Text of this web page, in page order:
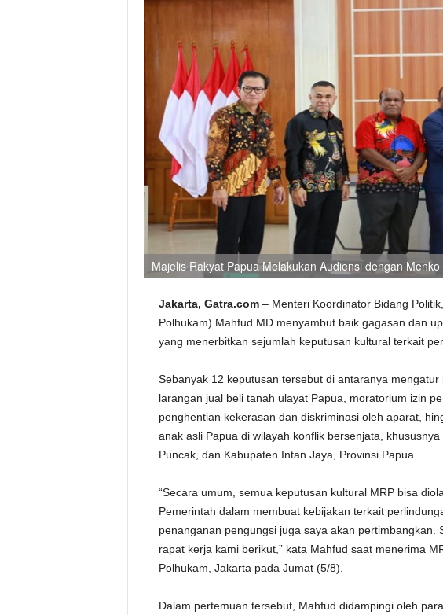
Majelis Rakyat Papua Melakukan Audiensi dengan
Jakarta, Gatra.com– Menteri Koordinator Bidang
Polhukam) Mahfud MD menyambut baik gagasan dan
yang menerbitkan sejumlah keputusan kultural terkait
Sebanyak 12 keputusan tersebut di antaranya
larangan jual beli tanah ulayat Papua, moratorium izin
penghentian kekerasan dan diskriminasi oleh aparat,
anak asli Papua di wilayah konflik bersenjata,
Puncak, dan Kabupaten Intan Jaya, Provinsi Papua.
“Secara umum, semua keputusan kultural MRP bisa
Pemerintah dalam membuat kebijakan terkait
penanganan pengungsi juga saya akan pertimbangkan.
rapat kerja kami berikut,” kata Mahfud saat menerima
Polhukam, Jakarta pada Jumat (5/8).
Dalam pertemuan tersebut, Mahfud didampingi oleh